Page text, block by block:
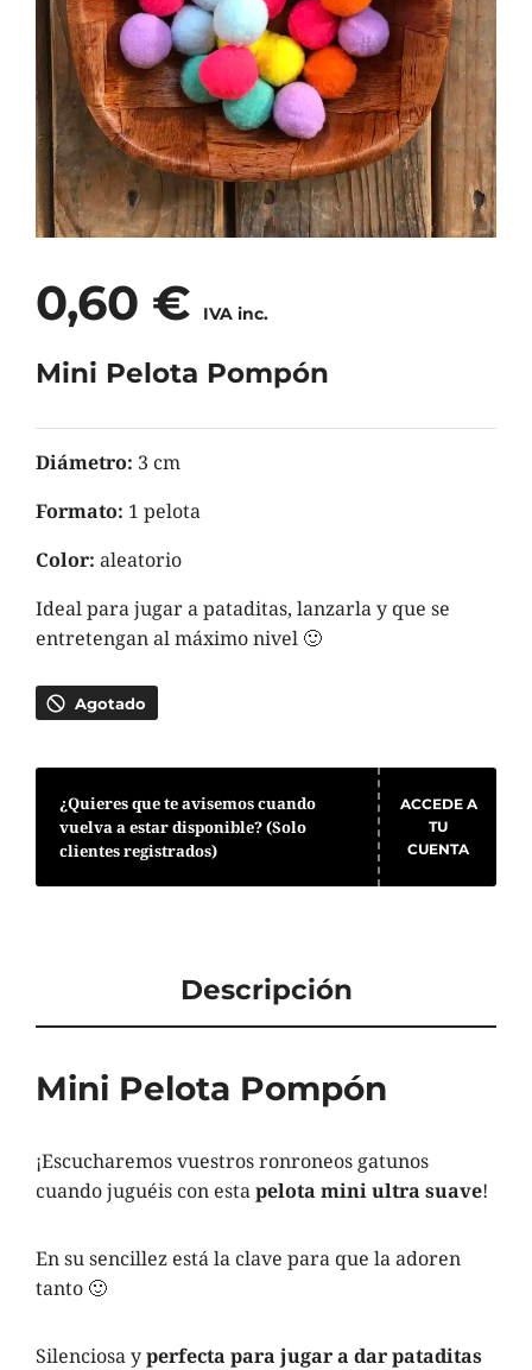
0,60 € IVA inc.
Mini Pelota Pompón
Diámetro: 3 cm
Formato: 1 pelota
Color: aleatorio
Ideal para jugar a pataditas, lanzarla y que se
entretengan al máximo nivel 🙂
Agotado
¿Quieres que te avisemos cuando
vuelva a estar disponible? (Solo
clientes registrados)
ACCEDE A
TU
CUENTA
Descripción
Mini Pelota Pompón
¡Escucharemos vuestros ronroneos gatunos
cuando juguéis con estapelota mini ultra suave!
En su sencillez está la clave para que la adoren
tanto 🙂
Silenciosa yperfecta para jugar a dar pataditas